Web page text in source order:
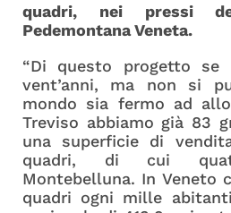
quadri, nei pressi
Pedemontana Veneta.
“Di questo progetto
vent’anni, ma non si
mondo sia fermo ad
Treviso abbiamo già 83
una superficie di
quadri, di cui
Montebelluna. In Veneto
quadri ogni mille